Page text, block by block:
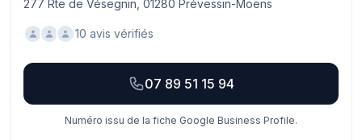
277 Rte de Vésegnin, 01280 Prévessin-Moëns
10 avis vérifiés
07 89 51 15 94
Numéro issu de la fiche Google Business Profile.